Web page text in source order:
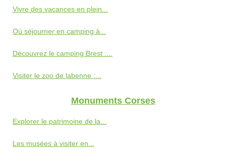
Vivre des vacances en plein...
Où séjourner en camping à...
Découvrez le camping Brest :...
Visiter le zoo de labenne :...
Monuments Corses
Explorer le patrimoine de la...
Les musées à visiter en...